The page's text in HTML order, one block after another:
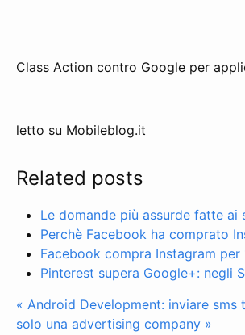
Class Action contro Google per
letto su Mobileblog.it
Related posts
Le domande più assurde fatte
Perchè Facebook ha comprato
Facebook compra Instagram
Pinterest supera Google+: negli
« Android Development: inviare sms
solo una advertising company »